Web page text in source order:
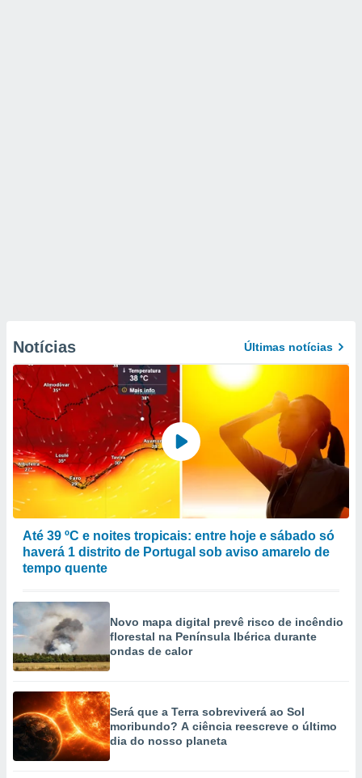
Notícias Últimas notícias
Até 39 ºC e noites tropicais: entre hoje e sábado só
haverá 1 distrito de Portugal sob aviso amarelo de
tempo quente
Novo mapa digital prevê risco de incêndio
florestal na Península Ibérica durante
ondas de calor
Será que a Terra sobreviverá ao Sol
moribundo? A ciência reescreve o último
dia do nosso planeta